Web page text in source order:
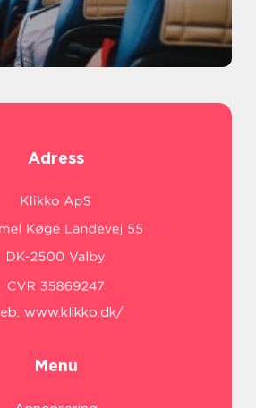
Adress
www.klikko.dk/
Menu